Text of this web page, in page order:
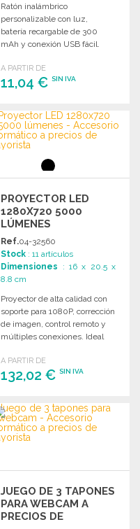
Ratón inalámbrico
personalizable con luz,
batería recargable de 300
mAh y conexión USB fácil.
Mac.
A PARTIR DE
11,04 €SIN IVA
PEDIR
Solicitar un presupuesto
PROYECTOR LED
1280X720 5000
LÚMENES
Ref.04-32560
Stock : 11 artículos
Dimensiones : 16 x 20.5 x
8.8 cm
Proyector de alta calidad con
soporte para 1080P, corrección
de imagen, control remoto y
múltiples conexiones. Ideal
A PARTIR DE
132,02 €SIN IVA
PEDIR
Solicitar un presupuesto
JUEGO DE 3 TAPONES
PARA WEBCAM A
PRECIOS DE